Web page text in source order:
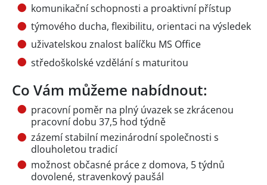
komunikační schopnosti a proaktivní přístup
týmového ducha, flexibilitu, orientaci na výsledek
uživatelskou znalost balíčku MS Office
středoškolské vzdělání s maturitou
Co Vám můžeme nabídnout:
pracovní poměr na plný úvazek se zkrácenou
pracovní dobu 37,5 hod týdně
zázemí stabilní mezinárodní společnosti s
dlouholetou tradicí
možnost občasné práce z domova, 5 týdnů
dovolené, stravenkový paušál